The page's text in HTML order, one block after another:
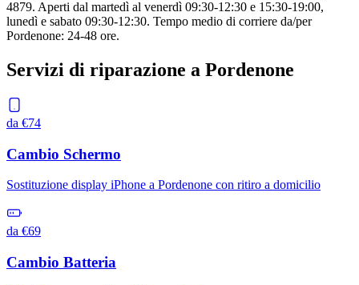
4879. Aperti dal martedì al venerdì 09:30-12:30 e 15:30-19:00,
lunedì e sabato 09:30-12:30. Tempo medio di corriere da/per
Pordenone: 24-48 ore.
Servizi di riparazione a Pordenone
da €74
Cambio Schermo
Sostituzione display iPhone a Pordenone con ritiro a domicilio
da €69
Cambio Batteria